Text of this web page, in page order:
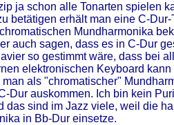
ja schon alle Tonarten spielen
erhält man eine C-
Mundharmonika
auch sagen, dass es in C-Dur
so gestimmt wäre, dass bei
elektronischen Keyboard
als "chromatischer"
auskommen. Ich bin kein
das sind im Jazz viele, weil die
in Bb-Dur einsetze.